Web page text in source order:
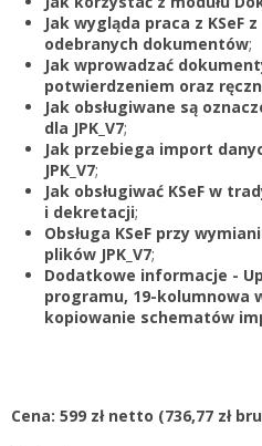
Jak wygląda praca z KSeF
odebranych dokumentów;
Jak wprowadzać
potwierdzeniem oraz
Jak obsługiwane są
dla JPK_V7;
Jak przebiega import
JPK_V7;
Jak obsługiwać KSeF w
i dekretacji;
Obsługa KSeF przy
plików JPK_V7;
Dodatkowe informacje -
programu, 19-kolumnowa
kopiowanie schematów
Cena: 599 zł netto (736,77 zł